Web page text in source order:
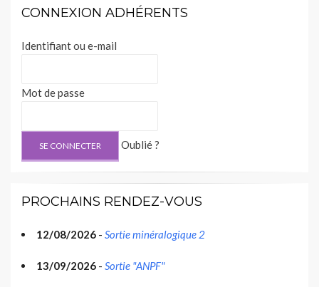
CONNEXION ADHÉRENTS
Identifiant ou e-mail
Mot de passe
Oublié ?
PROCHAINS RENDEZ-VOUS
12/08/2026 - Sortie minéralogique 2
13/09/2026 - Sortie "ANPF"